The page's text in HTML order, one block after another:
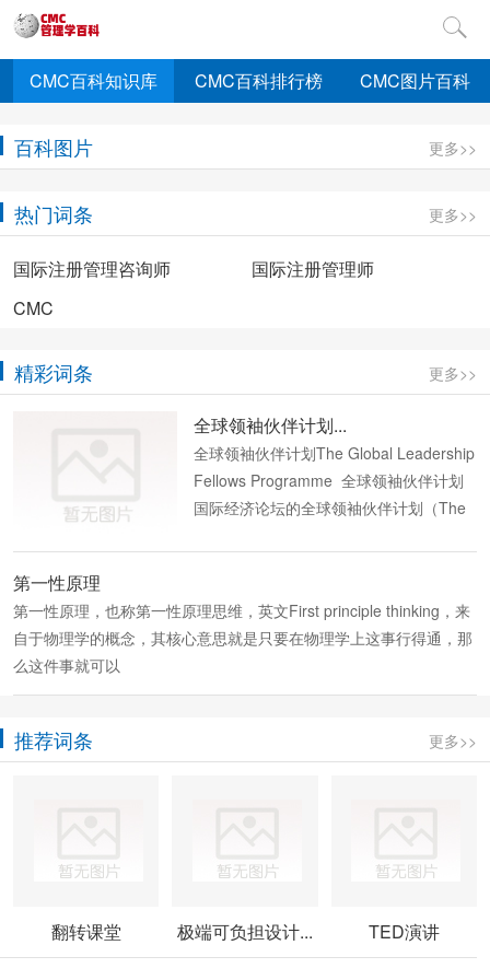
CMC百科知识库 CMC百科排行榜 CMC图片百科
百科图片 更多>>
热门词条 更多>>
国际注册管理咨询师
国际注册管理师
CMC
精彩词条 更多>>
全球领袖伙伴计划...
全球领袖伙伴计划The Global Leadership
Fellows Programme 全球领袖伙伴计划
国际经济论坛的全球领袖伙伴计划（The
第一性原理
第一性原理，也称第一性原理思维，英文First principle thinking，来
自于物理学的概念，其核心意思就是只要在物理学上这事行得通，那
么这件事就可以
推荐词条 更多>>
翻转课堂 极端可负担设计... TED演讲